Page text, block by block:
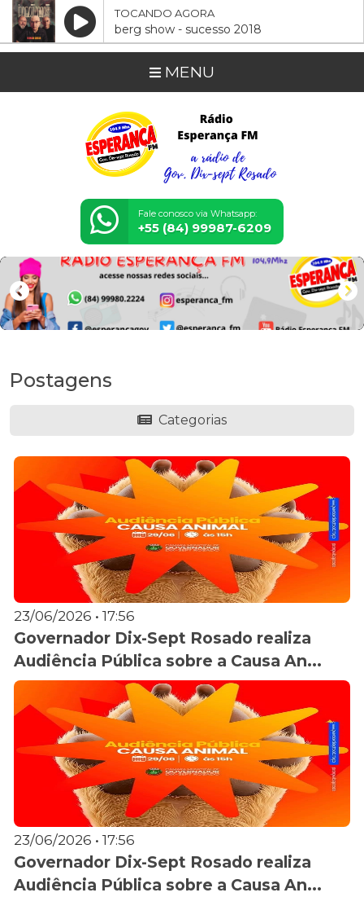
TOCANDO AGORA
berg show - sucesso 2018
MENU
Fale conosco via Whatsapp:
+55 (84) 99987-6209
Postagens
Categorias
23/06/2026 • 17:56
Governador Dix-Sept Rosado realiza
Audiência Pública sobre a Causa An...
23/06/2026 • 17:56
Governador Dix-Sept Rosado realiza
Audiência Pública sobre a Causa An...